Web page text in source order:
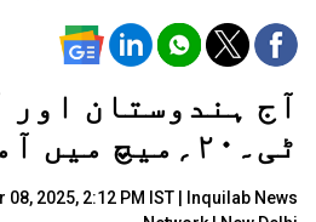
آج ہندوستان اور
ٹی۔۲۰؍میچ میں آمنے سامنے
2025, 2:12 PM IST |
Inquilab News